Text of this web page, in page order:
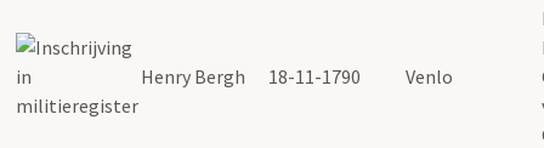
Henry Bergh 18-11-1790 Venlo